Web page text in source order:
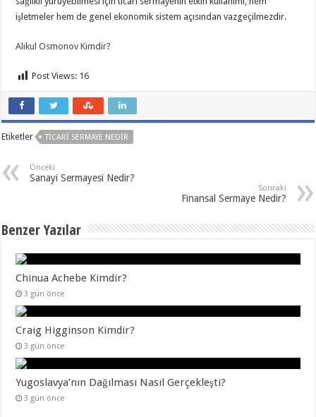
işletmeler hem de genel ekonomik sistem açısından vazgeçilmezdir.
Alıkul Osmonov Kimdir?
Post Views: 16
Etiketler TICARI SERMAYE NEDIR
Önceki
Sanayi Sermayesi Nedir?
Sonraki
Finansal Sermaye Nedir?
Benzer Yazılar
Chinua Achebe Kimdir?
3 gün önce
Craig Higginson Kimdir?
3 gün önce
Yugoslavya’nın Dağılması Nasıl Gerçekleşti?
3 gün önce